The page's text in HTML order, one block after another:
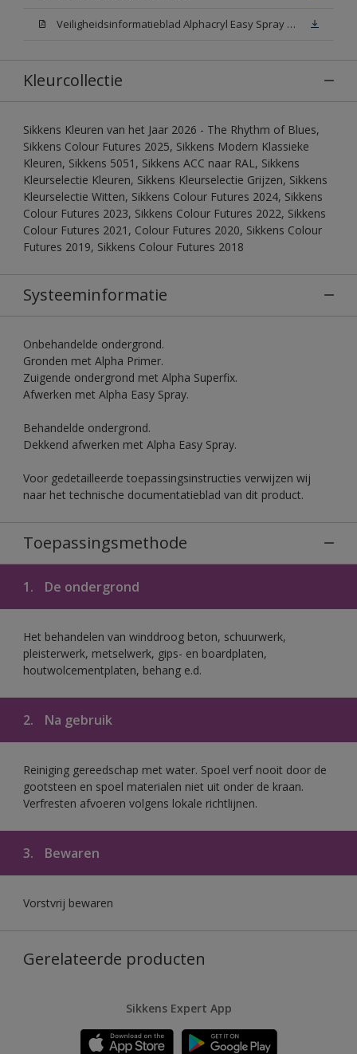
Veiligheidsinformatieblad Alphacryl Easy Spray White W05 (MSDS)
Kleurcollectie
Sikkens Kleuren van het Jaar 2026 - The Rhythm of Blues,
Sikkens Colour Futures 2025, Sikkens Modern Klassieke
Kleuren, Sikkens 5051, Sikkens ACC naar RAL, Sikkens
Kleurselectie Kleuren, Sikkens Kleurselectie Grijzen, Sikkens
Kleurselectie Witten, Sikkens Colour Futures 2024, Sikkens
Colour Futures 2023, Sikkens Colour Futures 2022, Sikkens
Colour Futures 2021, Colour Futures 2020, Sikkens Colour
Futures 2019, Sikkens Colour Futures 2018
Systeeminformatie
Onbehandelde ondergrond.
Gronden met Alpha Primer.
Zuigende ondergrond met Alpha Superfix.
Afwerken met Alpha Easy Spray.
Behandelde ondergrond.
Dekkend afwerken met Alpha Easy Spray.
Voor gedetailleerde toepassingsinstructies verwijzen wij
naar het technische documentatieblad van dit product.
Toepassingsmethode
1. De ondergrond
Het behandelen van winddroog beton, schuurwerk,
pleisterwerk, metselwerk, gips- en boardplaten,
houtwolcementplaten, behang e.d.
2. Na gebruik
Reiniging gereedschap met water. Spoel verf nooit door de
gootsteen en spoel materialen niet uit onder de kraan.
Verfresten afvoeren volgens lokale richtlijnen.
3. Bewaren
Vorstvrij bewaren
Gerelateerde producten
Sikkens Expert App